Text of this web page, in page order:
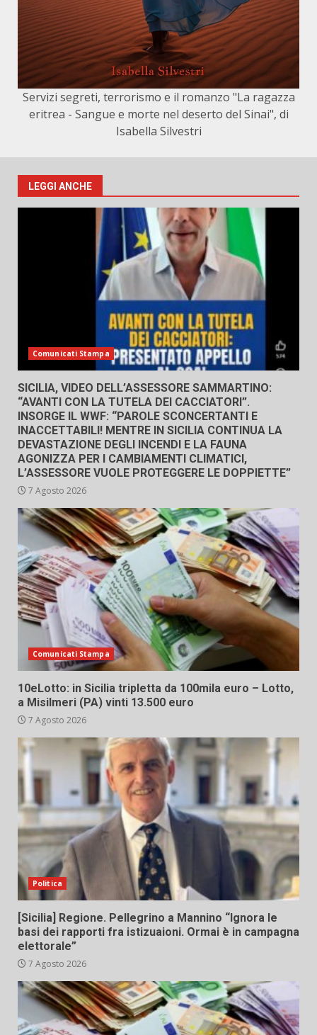
Servizi segreti, terrorismo e il romanzo "La ragazza
eritrea - Sangue e morte nel deserto del Sinai", di
Isabella Silvestri
LEGGI ANCHE
Comunicati Stampa
SICILIA, VIDEO DELL’ASSESSORE SAMMARTINO:
“AVANTI CON LA TUTELA DEI CACCIATORI”.
INSORGE IL WWF: “PAROLE SCONCERTANTI E
INACCETTABILI! MENTRE IN SICILIA CONTINUA LA
DEVASTAZIONE DEGLI INCENDI E LA FAUNA
AGONIZZA PER I CAMBIAMENTI CLIMATICI,
L’ASSESSORE VUOLE PROTEGGERE LE DOPPIETTE”
7 Agosto 2026
Comunicati Stampa
10eLotto: in Sicilia tripletta da 100mila euro – Lotto,
a Misilmeri (PA) vinti 13.500 euro
7 Agosto 2026
Politica
[Sicilia] Regione. Pellegrino a Mannino “Ignora le
basi dei rapporti fra istizuaioni. Ormai è in campagna
elettorale”
7 Agosto 2026